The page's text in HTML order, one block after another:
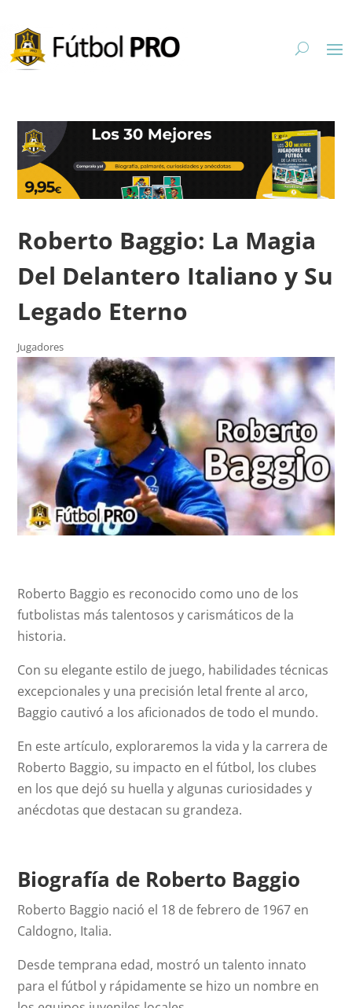
Roberto Baggio: La Magia
Del Delantero Italiano y Su
Legado Eterno
Jugadores
Roberto Baggio es reconocido como uno de los
futbolistas más talentosos y carismáticos de la
historia.
Con su elegante estilo de juego, habilidades técnicas
excepcionales y una precisión letal frente al arco,
Baggio cautivó a los aficionados de todo el mundo.
En este artículo, exploraremos la vida y la carrera de
Roberto Baggio, su impacto en el fútbol, los clubes
en los que dejó su huella y algunas curiosidades y
anécdotas que destacan su grandeza.
Biografía de Roberto Baggio
Roberto Baggio nació el 18 de febrero de 1967 en
Caldogno, Italia.
Desde temprana edad, mostró un talento innato
para el fútbol y rápidamente se hizo un nombre en